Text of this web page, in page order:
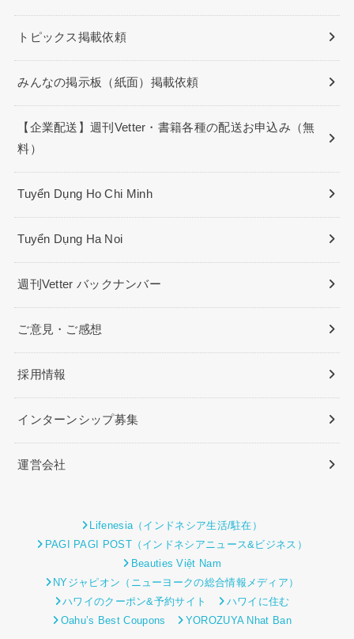
トピックス掲載依頼
みんなの掲示板（紙面）掲載依頼
【企業配送】週刊Vetter・書籍各種の配送お申込み（無
料）
Tuyển Dụng Ho Chi Minh
Tuyển Dụng Ha Noi
週刊Vetter バックナンバー
ご意見・ご感想
採用情報
インターンシップ募集
運営会社
Lifenesia（インドネシア生活/駐在）
PAGI PAGI POST（インドネシアニュース&ビジネス）
Beauties Việt Nam
NYジャピオン（ニューヨークの総合情報メディア）
ハワイのクーポン&予約サイト
ハワイに住む
Oahu’s Best Coupons
YOROZUYA Nhat Ban